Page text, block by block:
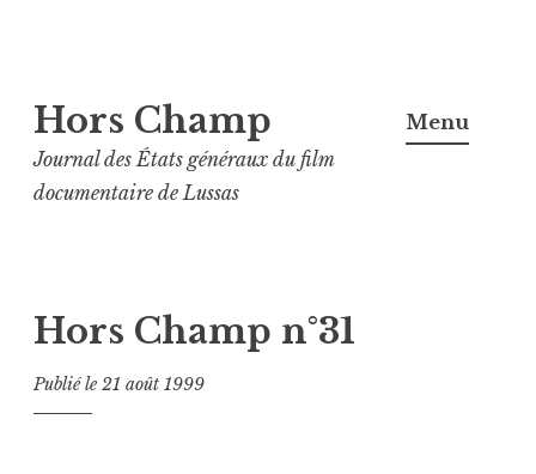
au
contenu
principal
Hors Champ
Journal des États généraux du film
documentaire de Lussas
Menu
Hors Champ n°31
Publié le21 août 1999